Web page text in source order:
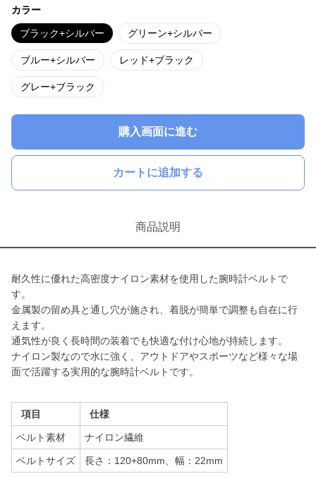
カラー
ブラック+シルバー グリーン+シルバー
ブルー+シルバー レッド+ブラック
グレー+ブラック
購入画面に進む
カートに追加する
商品説明
耐久性に優れた高密度ナイロン素材を使用した腕時計ベルトで
す。
金属製の留め具と通し穴が施され、着脱が簡単で調整も自在に行
えます。
通気性が良く長時間の装着でも快適な付け心地が持続します。
ナイロン製なので水に強く、アウトドアやスポーツなど様々な場
面で活躍する実用的な腕時計ベルトです。
項目 仕様
ベルト素材 ナイロン繊維
ベルトサイズ 長さ：120+80mm、幅：22mm